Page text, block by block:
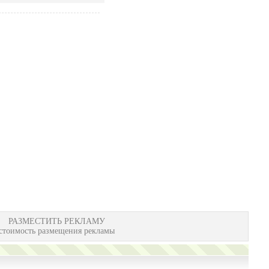
РАЗМЕСТИТЬ РЕКЛАМУ
размещения рекламы